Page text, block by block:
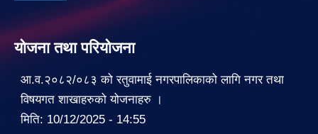
योजना तथा परियोजना
आ.व.२०८२/०८३ को रतुवामाई नगरपालिकाको लागि नगर तथा
विषयगत शाखाहरुको योजनाहरु ।
मिति: 10/12/2025 - 14:55